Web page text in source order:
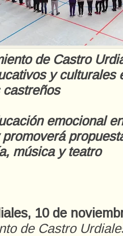
de Castro
y culturales
emocional
música y teatro
10 de
de Castro